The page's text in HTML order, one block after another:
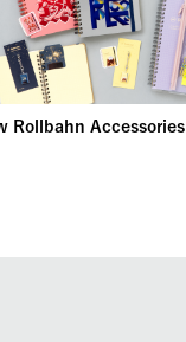
Rollbahn Accessories